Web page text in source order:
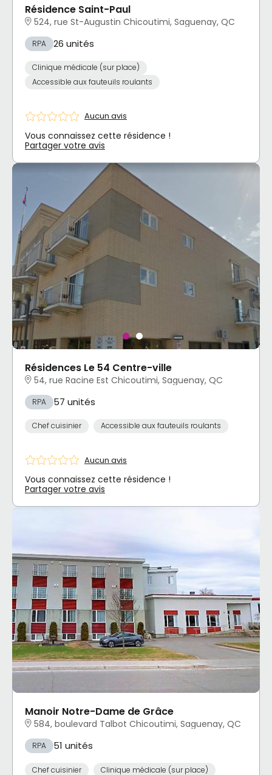
Résidence Saint-Paul
524, rue St-Augustin Chicoutimi, Saguenay, QC
RPA 26 unités
Clinique médicale (sur place)
Accessible aux fauteuils roulants
Aucun avis
Vous connaissez cette résidence !
Partager votre avis
Résidences Le 54 Centre-ville
54, rue Racine Est Chicoutimi, Saguenay, QC
RPA 57 unités
Chef cuisinier Accessible aux fauteuils roulants
Aucun avis
Vous connaissez cette résidence !
Partager votre avis
Manoir Notre-Dame de Grâce
584, boulevard Talbot Chicoutimi, Saguenay, QC
RPA 51 unités
Chef cuisinier Clinique médicale (sur place)